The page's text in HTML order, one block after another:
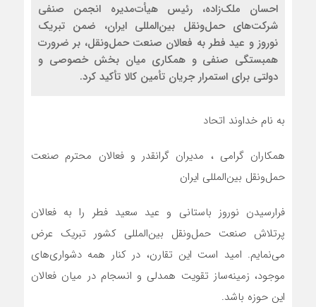
احسان ملک‌زاده، رئیس هیأت‌مدیره انجمن صنفی
شرکت‌های حمل‌ونقل بین‌المللی ایران، ضمن تبریک
نوروز و عید فطر به فعالان صنعت حمل‌ونقل، بر ضرورت
همبستگی صنفی و همکاری میان بخش خصوصی و
دولتی برای استمرار جریان تأمین کالا تأکید کرد.
به نام خداوند اتحاد
همكاران گرامي ، مدیران گرانقدر و فعالان محترم صنعت
حمل‌ونقل بین‌المللی ایران
فرارسیدن نوروز باستانی و عید سعید فطر را به فعالان
پرتلاش صنعت حمل‌ونقل بین‌المللی کشور تبریک عرض
می‌نمایم. امید است این تقارن، در کنار همه دشواری‌های
موجود، زمینه‌ساز تقویت همدلی و انسجام در میان فعالان
این حوزه باشد.